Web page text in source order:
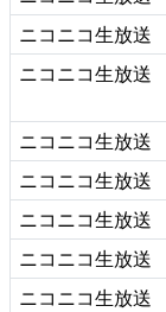
ニコニコ生放送
ニコニコ生放送
ニコニコ生放送
ニコニコ生放送
ニコニコ生放送
ニコニコ生放送
ニコニコ生放送